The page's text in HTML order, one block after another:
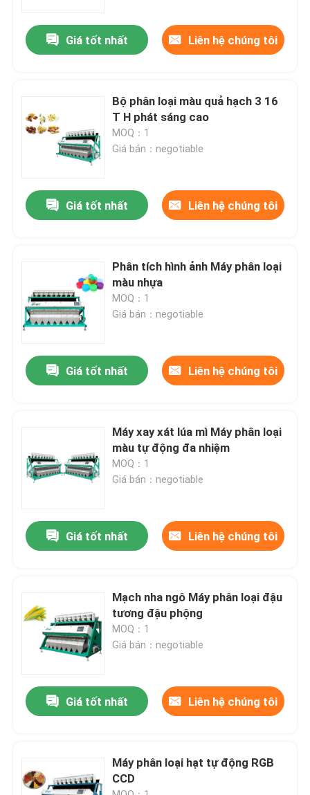
Về chúng tôi
Tham quan nhà máy
Liên hệ chúng tôi
Tin tức
Yêu cầu báo giá
máy phân loại màu hạt
Giá tốt nhất Liên hệ chúng tôi
Bộ phân loại màu quả hạch 3 16
T H phát sáng cao
MOQ：1
Giá bán：negotiable
Giá tốt nhất Liên hệ chúng tôi
Phân tích hình ảnh Máy phân loại
màu nhựa
MOQ：1
Giá bán：negotiable
Giá tốt nhất Liên hệ chúng tôi
Máy xay xát lúa mì Máy phân loại
màu tự động đa nhiệm
MOQ：1
Giá bán：negotiable
Giá tốt nhất Liên hệ chúng tôi
Mạch nha ngô Máy phân loại đậu
tương đậu phộng
MOQ：1
Giá bán：negotiable
Giá tốt nhất Liên hệ chúng tôi
Máy phân loại hạt tự động RGB
CCD